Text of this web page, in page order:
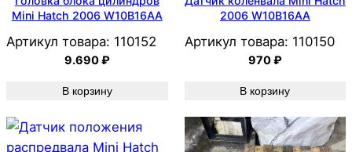
Mini Hatch 2006 W10B16AA
Артикул товара: 110152
9.690₽
В корзину
2006 W10B16AA
Артикул товара: 110150
970₽
В корзину